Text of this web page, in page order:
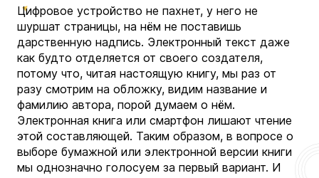
Цифровое устройство не пахнет, у него не
шуршат страницы, на нём не поставишь
дарственную надпись. Электронный текст даже
как будто отделяется от своего создателя,
потому что, читая настоящую книгу, мы раз от
разу смотрим на обложку, видим название и
фамилию автора, порой думаем о нём.
Электронная книга или смартфон лишают чтение
этой составляющей. Таким образом, в вопросе о
выборе бумажной или электронной версии книги
мы однозначно голосуем за первый вариант. И